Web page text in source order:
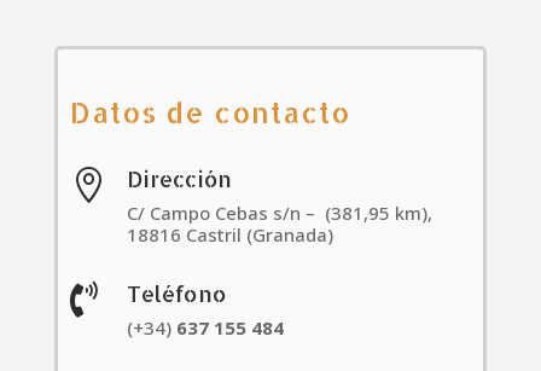
Datos de contacto

Dirección
C/ Campo Cebas s/n – (381,95 km),
18816 Castril (Granada)
 Teléfono
(+34) 637 155 484